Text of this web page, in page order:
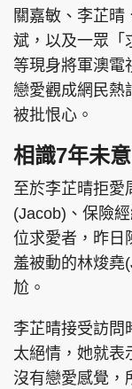
關嘉敏、李芷晴
斌，以及一眾「
等現身將軍澳電
戀愛觀成網民熱
被批恨心。
相識7年未
至於李芷晴拒愛
(Jacob)、保險
位求愛者，昨日
羞被動的林焌堯
尬。
李芷晴接受訪問
太絕情，她就表
沒有戀愛感覺，